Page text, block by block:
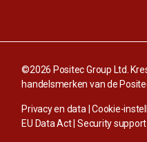
©2026 Positec Group Ltd.
handelsmerken van de
Privacy en data |Cookie-
EU Data Act|Security